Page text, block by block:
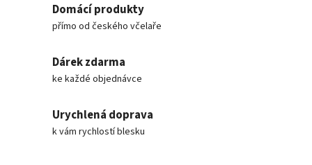
Domácí produkty
přímo od českého včelaře
Dárek zdarma
ke každé objednávce
Urychlená doprava
k vám rychlostí blesku